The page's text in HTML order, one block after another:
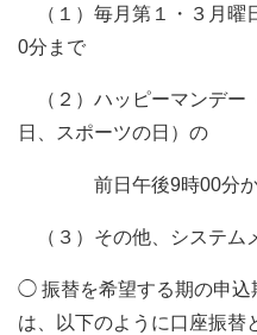
（１）毎月第１・３月曜
0分まで
（２）ハッピーマンデー
日、スポーツの日）の
前日午後9時00分から
（３）その他、システム
◯ 振替を希望する期の申込
は、以下のように口座振替